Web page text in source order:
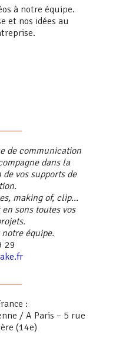
à notre équipe.
et nos idées au
de communication
dans la
vos supports de
making of, clip…
sons toutes vos
équipe.
29
:
/ A Paris – 5 rue
(14e)